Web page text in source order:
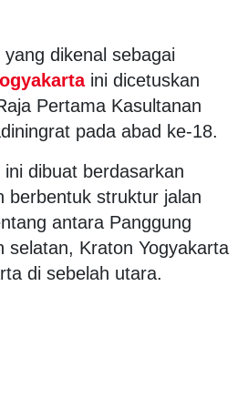
dikenal sebagai
ini dicetuskan
Pertama Kasultanan
pada abad ke-18.
dibuat berdasarkan
berbentuk struktur jalan
antara Panggung
selatan, Kraton Yogyakarta
di sebelah utara.